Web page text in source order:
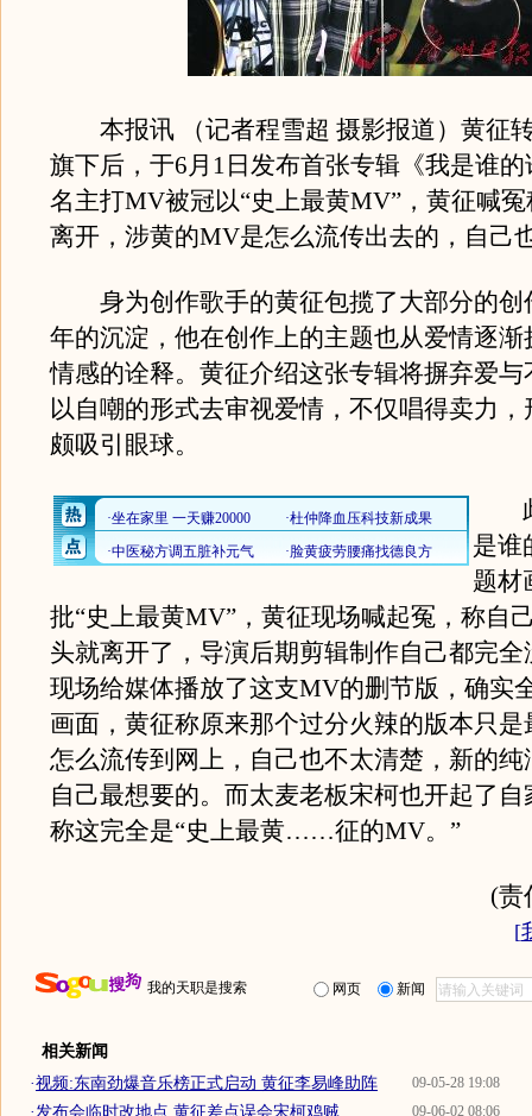
本报讯 （记者程雪超 摄影报道）黄征
旗下后，于6月1日发布首张专辑《我是谁
名主打MV被冠以“史上最黄MV”，黄征喊
离开，涉黄的MV是怎么流传出去的，自己
身为创作歌手的黄征包揽了大部分的创
年的沉淀，他在创作上的主题也从爱情逐渐
情感的诠释。黄征介绍这张专辑将摒弃爱与
以自嘲的形式去审视爱情，不仅唱得卖力
颇吸引眼球。
此
是谁
题材
批“史上最黄MV”，黄征现场喊起冤，称自
头就离开了，导演后期剪辑制作自己都完全
现场给媒体播放了这支MV的删节版，确实
画面，黄征称原来那个过分火辣的版本只是
怎么流传到网上，自己也不太清楚，新的
自己最想要的。而太麦老板宋柯也开起了
称这完全是“史上最黄……征的MV。”
(责
[
我的天职是搜索 网页 新闻
相关新闻
09-05-28 19:08
·视频:东南劲爆音乐榜正式启动 黄征李易峰助阵
09-06-02 08:06
·发布会临时改地点 黄征差点误会宋柯鸡贼